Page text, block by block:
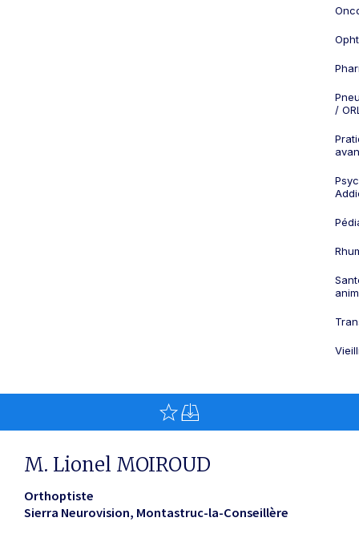
/
M. Lionel MOIROUD
Orthoptiste
Sierra Neurovision Montastruc-la-Conseillère